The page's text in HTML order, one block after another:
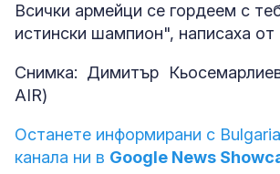
Всички армейци се гордеем с
истински шампион", написаха
Снимка: Димитър
AIR)
Останете информирани с
канала ни в Google News